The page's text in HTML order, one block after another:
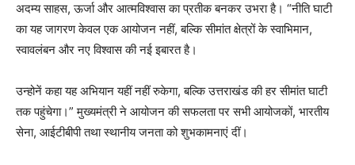
अदम्य साहस, ऊर्जा और आत्मविश्वास का प्रतीक बनकर उभरा है। “नीति घाटी
का यह जागरण केवल एक आयोजन नहीं, बल्कि सीमांत क्षेत्रों के स्वाभिमान,
स्वावलंबन और नए विश्वास की नई इबारत है।
उन्होनें कहा यह अभियान यहीं नहीं रुकेगा, बल्कि उत्तराखंड की हर सीमांत घाटी
तक पहुंचेगा।” मुख्यमंत्री ने आयोजन की सफलता पर सभी आयोजकों, भारतीय
सेना, आईटीबीपी तथा स्थानीय जनता को शुभकामनाएं दीं।